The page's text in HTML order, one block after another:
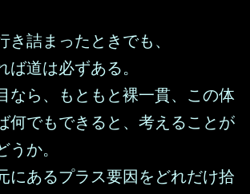
き詰まったときでも、
ば道は必ずある。
なら、もともと裸一貫、この体
何でもできると、考えることが
うか。
にあるプラス要因をどれだけ拾